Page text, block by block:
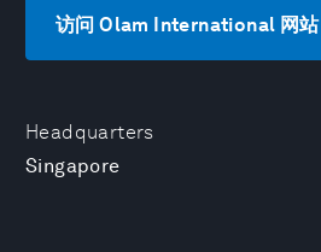
Headquarters
Singapore
访问 Olam International 网站